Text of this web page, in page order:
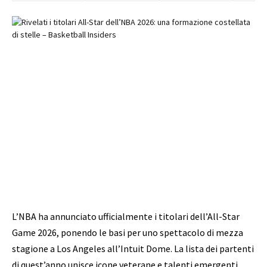
L’NBA ha annunciato ufficialmente i titolari dell’All-Star
Game 2026, ponendo le basi per uno spettacolo di mezza
stagione a Los Angeles all’Intuit Dome. La lista dei partenti